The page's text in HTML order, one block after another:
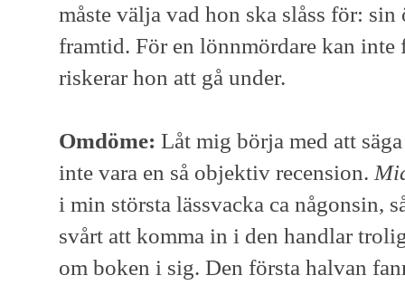
måste välja vad hon ska slåss för:
framtid. För en lönnmördare kan
riskerar hon att gå under.
Omdöme: Låt mig börja med att
inte vara en så objektiv recension.
i min största lässvacka ca någonsin,
svårt att komma in i den handlar
om boken i sig. Den första halvan